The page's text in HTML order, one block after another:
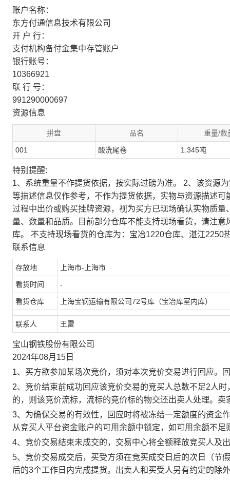
账户名称：
东方付通信息技术有限公司
开 户 行：
支付机构备付金集中存管账户
银行账号：
10366921
联 行 号：
991290000697
资源信息
拼盘 品名 重量/数
001 酸洗尾卷 1.345吨
特别提醒:
1、系统重量不作提货依据，按实际过磅为准。 2、该资源
等描述信息仅作参考，不作为提货依据，实物与资源描述
过程中出价或购买挂牌资源，视为买方已现场确认实物质
量、数量和品质。目前部分仓库不能支持现场看货，请注
库。 不支持现场看货的仓库为：宝冶1220仓库、湛江2250
联系信息
存放地 上海市-上海市
看货时间 -
看货仓库 上海宝钢运输有限公司72号库（宝冶库室内库）
联系人 王雷
宝山钢铁股份有限公司
2024年08月15日
1、买方欲参加某场次竞价，须对本次竞价交易进行回应。
2、竞价结束前成功回应该竞价交易的竞买人总数不足2人
的，则该竞价流标，流标的竞价标的物交还出卖人处理。
3、为确保交易的有效性，回应时将被冻结一定额度的资金
从竞买人平台资金账户的可用余额中锁定，如可用余额不足
4、竞价交易结束未成交的，交易中心将全额释放竞买人及
5、竞价交易成交后，买受方须在竞买成交日后的次日（节
后的3个工作日内完成提货。出卖人和买受人另有约定的除